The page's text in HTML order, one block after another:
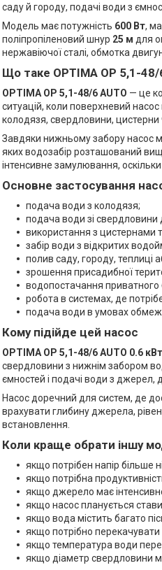
саду й городу, подачі води з
Модель має потужність 600 Вт,
поліпропіленовий шнур 25 м для
нержавіючої сталі, обмотка
Що таке OPTIMA OP 5,1-48/
OPTIMA OP 5,1-48/6 AUTO — це
ситуацій, коли поверхневий
колодязя, свердловини, цистерни
Завдяки нижньому забору насос
яких водозабір розташований
інтенсивне замулювання,
Основне застосування
подача води з колодязя;
подача води зі свердловини
використання з цистернами
забір води з відкритих
полив саду, городу, теплиці
зрошення присадибної
водопостачання приватного
робота в системах, де
подача води в умовах
Кому підійде цей насос
OPTIMA OP 5,1-48/6 AUTO 0.6 кВт
свердловини з нижнім забором
ємностей і подачі води з джерел,
Насос доречний для систем, де
врахувати глибину джерела,
встановлення.
Коли краще обрати іншу
якщо потрібен напір більше
якщо потрібна
якщо джерело має
якщо насос планується
якщо вода містить багато
якщо потрібно
якщо температура води
якщо діаметр свердловини